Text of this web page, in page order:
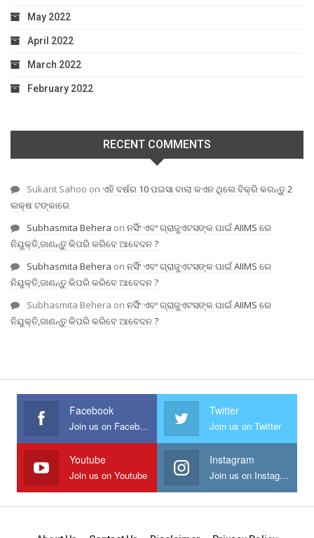
May 2022
April 2022
March 2022
February 2022
RECENT COMMENTS
Sukant Sahoo on ଏହି ବର୍ଷର 10 ପଇସା ବାଲା କଏନ ଥିଲେ ବିକ୍ରି କରନ୍ତୁ 2
ଲକ୍ଷ ଟଙ୍କାରେ
Subhasmita Behera on ନର୍ସିଂ ଏବଂ ଗ୍ରାଜୁଏଟସଙ୍କ ପାଇଁ AIIMS ରେ
ନିଯୁକ୍ତି,ଜାଣନ୍ତୁ କିପରି କରିବେ ଆବେଦନ ?
Subhasmita Behera on ନର୍ସିଂ ଏବଂ ଗ୍ରାଜୁଏଟସଙ୍କ ପାଇଁ AIIMS ରେ
ନିଯୁକ୍ତି,ଜାଣନ୍ତୁ କିପରି କରିବେ ଆବେଦନ ?
Subhasmita Behera on ନର୍ସିଂ ଏବଂ ଗ୍ରାଜୁଏଟସଙ୍କ ପାଇଁ AIIMS ରେ
ନିଯୁକ୍ତି,ଜାଣନ୍ତୁ କିପରି କରିବେ ଆବେଦନ ?
Facebook
Join us on Facebook
Twitter
Join us on Twitter
Youtube
Join us on Youtube
Instagram
Join us on Instagram